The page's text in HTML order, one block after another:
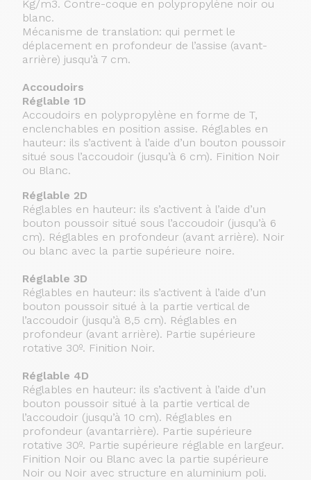
Kg/m3. Contre-coque en polypropylène noir ou
blanc.
Mécanisme de translation: qui permet le
déplacement en profondeur de l’assise (avant-
arrière) jusqu’à 7 cm.
Accoudoirs
Réglable 1D
Accoudoirs en polypropylène en forme de T,
enclenchables en position assise. Réglables en
hauteur: ils s’activent à l’aide d’un bouton poussoir
situé sous l’accoudoir (jusqu’à 6 cm). Finition Noir
ou Blanc.
Réglable 2D
Réglables en hauteur: ils s’activent à l’aide d’un
bouton poussoir situé sous l’accoudoir (jusqu’à 6
cm). Réglables en profondeur (avant arrière). Noir
ou blanc avec la partie supérieure noire.
Réglable 3D
Réglables en hauteur: ils s’activent à l’aide d’un
bouton poussoir situé à la partie vertical de
l’accoudoir (jusqu’à 8,5 cm). Réglables en
profondeur (avant arrière). Partie supérieure
rotative 30º. Finition Noir.
Réglable 4D
Réglables en hauteur: ils s’activent à l’aide d’un
bouton poussoir situé à la partie vertical de
l’accoudoir (jusqu’à 10 cm). Réglables en
profondeur (avantarrière). Partie supérieure
rotative 30º. Partie supérieure réglable en largeur.
Finition Noir ou Blanc avec la partie supérieure
Noir ou Noir avec structure en aluminium poli.